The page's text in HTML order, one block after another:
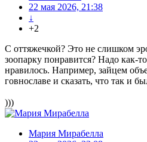
22 мая 2026, 21:38
↓
+2
С оттяжечкой? Это не слишком
зоопарку понравится? Надо как-
нравилось. Например, зайцем
говнославе и сказать, что так и
)))
Мария Мирабелла